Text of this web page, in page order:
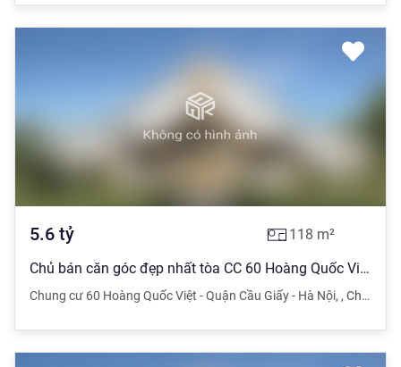
5.6 tỷ 118 m²
Chủ bán căn góc đẹp nhất tòa CC 60 Hoàng Quốc Việt, DT 118m2, Full đồ giá 5.6 tỷ/ căn:0981129026
Chung cư 60 Hoàng Quốc Việt - Quận Cầu Giấy - Hà Nội, , Chung cư 60 Hoàng Quốc Việt - Quận Cầu Giấy - Hà Nội